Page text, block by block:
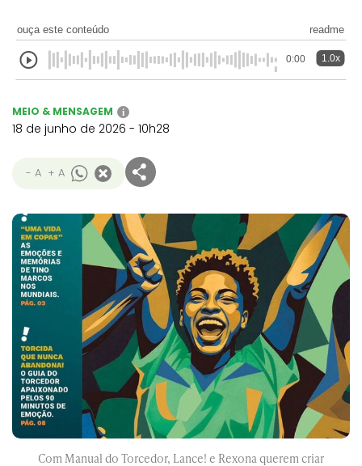
ouça este conteúdo readme
0:00 1.0x
MEIO & MENSAGEM i
18 de junho de 2026 - 10h28
- A + A
Com Manual do Torcedor, Lance! e Rexona querem criar